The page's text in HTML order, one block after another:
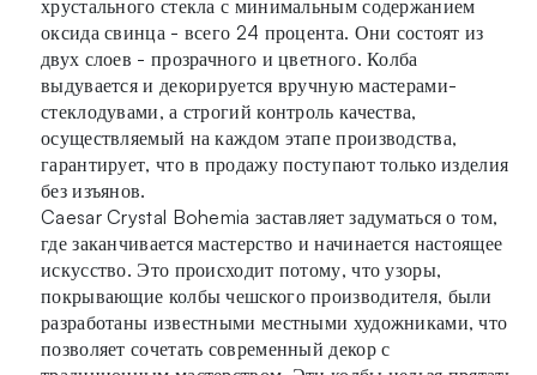
хрустального стекла с минимальным содержанием
оксида свинца - всего 24 процента. Они состоят из
двух слоев - прозрачного и цветного. Колба
выдувается и декорируется вручную мастерами-
стеклодувами, а строгий контроль качества,
осуществляемый на каждом этапе производства,
гарантирует, что в продажу поступают только изделия
без изъянов.
Caesar Crystal Bohemia заставляет задуматься о том,
где заканчивается мастерство и начинается настоящее
искусство. Это происходит потому, что узоры,
покрывающие колбы чешского производителя, были
разработаны известными местными художниками, что
позволяет сочетать современный декор с